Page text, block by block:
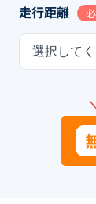
走行距離
選択して